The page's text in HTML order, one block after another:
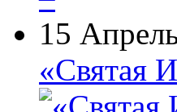
15
«Святая